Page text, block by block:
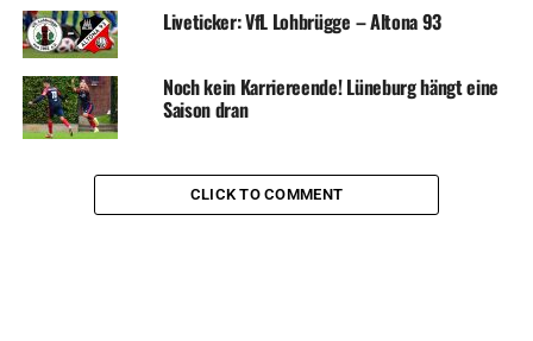
Liveticker: VfL Lohbrügge – Altona 93
Noch kein Karriereende! Lüneburg hängt eine
Saison dran
CLICK TO COMMENT